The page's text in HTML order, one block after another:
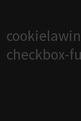
checkbox-